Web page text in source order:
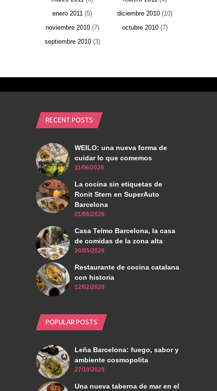
enero 2011 (5) diciembre 2010 (10)
noviembre 2010(7) octubre 2010 (7)
septiembre 2010(3)
RECENT POSTS
WEILO: una nueva forma de
cuidar lo que comemos
11/06/2026
La cocina sin etiquetas de
Ronit Stern en SuperAuto
Barcelona
01/06/2026
Casa Telmo Barcelona, la casa
de comidas de la zona alta
20/05/2026
Restaurante de cocina catalana
con historia
12/02/2026
POPULAR POSTS
Leña Barcelona: fuego, sabor y
ambiente cosmopolita
27/10/2025
Una nueva taberna de mar en el